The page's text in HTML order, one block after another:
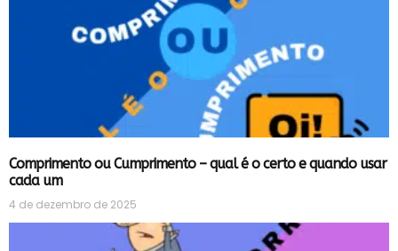
Comprimento ou Cumprimento – qual é o certo e quando usar
cada um
4 de dezembro de 2025